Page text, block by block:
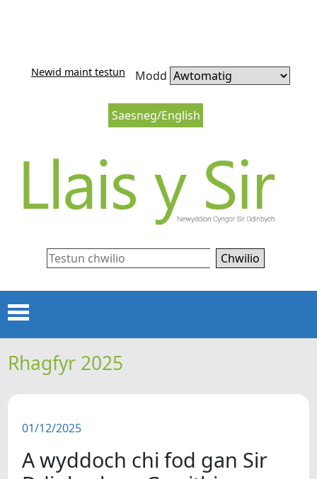
Saesneg/English
Newid maint testun Modd
Chwilio
CARTREF
ERTHYGLAU
Rhagfyr 2025
01/12/2025
A wyddoch chi fod gan Sir